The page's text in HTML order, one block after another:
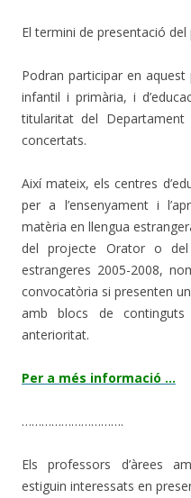
El termini de presentació
Podran participar en aquest
infantil i primària, i
titularitat del Departament
concertats.
Així mateix, els centres
per a l’ensenyament i
matèria en llengua
del projecte Orator o del
estrangeres 2005-2008,
convocatòria si presenten
amb blocs de
anterioritat.
Per a més informació …
………………………….
Els professors d’àrees
estiguin interessats en